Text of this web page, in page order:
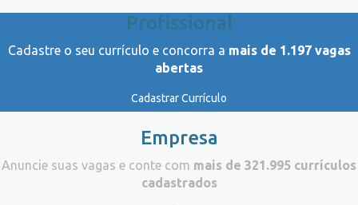
Profissional
Cadastre o seu currículo e concorra a mais de 1.197 vagas
abertas
Cadastrar Currículo
Empresa
Anuncie suas vagas e conte com mais de 321.995 currículos
cadastrados